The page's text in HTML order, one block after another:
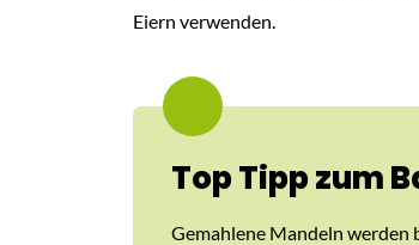
Eiern verwenden.
Top Tipp zum
Gemahlene Mandeln werden